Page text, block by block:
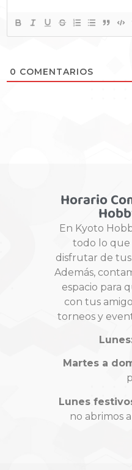
0 COMENTARIOS
Horario
En Kyoto
todo lo que
disfrutar de
Además,
espacio para
con tus
torneos y
Martes a
Lunes
no abrimos